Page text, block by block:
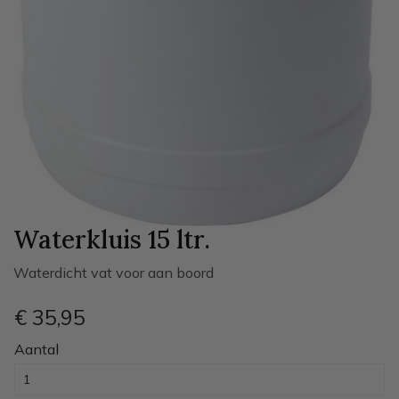
Waterkluis 15 ltr.
Waterdicht vat voor aan boord
€ 35,95
Aantal